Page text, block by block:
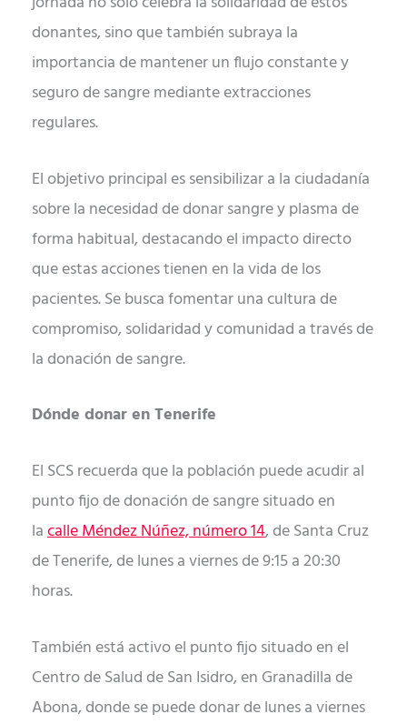
donantes, sino que también subraya la
importancia de mantener un flujo constante y
seguro de sangre mediante extracciones
regulares.
El objetivo principal es sensibilizar a la ciudadanía
sobre la necesidad de donar sangre y plasma de
forma habitual, destacando el impacto directo
que estas acciones tienen en la vida de los
pacientes. Se busca fomentar una cultura de
compromiso, solidaridad y comunidad a través de
la donación de sangre.
Dónde donar en Tenerife
El SCS recuerda que la población puede acudir al
punto fijo de donación de sangre situado en
lacalle Méndez Núñez, número 14, de Santa Cruz
de Tenerife, de lunes a viernes de 9:15 a 20:30
horas.
También está activo el punto fijo situado en el
Centro de Salud de San Isidro, en Granadilla de
Abona, donde se puede donar de lunes a viernes